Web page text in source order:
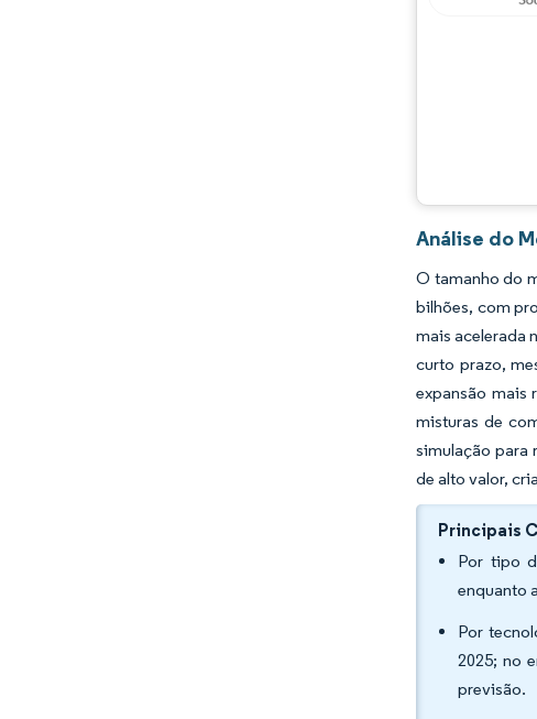
Análise do
O tamanho do
bilhões, com
mais acelerada
curto prazo,
expansão mais
misturas de
simulação para
de alto valor,
Principais
Por tipo
enquanto
Por
2025; no
previsão.